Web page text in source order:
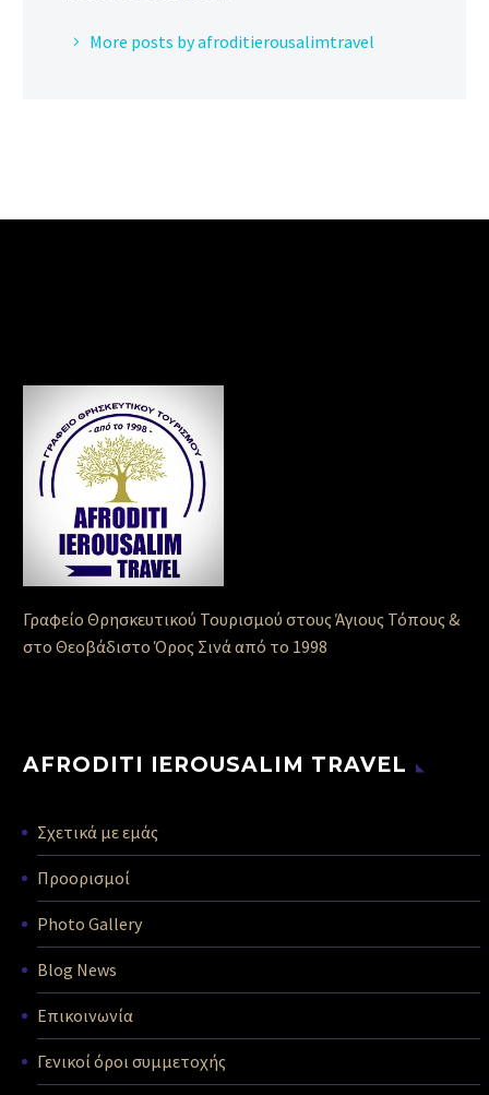
More posts by afroditierousalimtravel
Γραφείο Θρησκευτικού Τουρισμού στους Άγιους Τόπους &
στο Θεοβάδιστο Όρος Σινά από το 1998
AFRODITI IEROUSALIM TRAVEL
Σχετικά με εμάς
Προορισμοί
Photo Gallery
Blog News
Επικοινωνία
Γενικοί όροι συμμετοχής